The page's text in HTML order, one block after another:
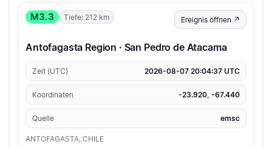
M3.3 Tiefe: 212 km Ereignis öffnen ↗
Antofagasta Region · San Pedro de Atacama
Zeit (UTC) 2026-08-07 20:04:37 UTC
Koordinaten -23.920, -67.440
Quelle emsc
ANTOFAGASTA, CHILE